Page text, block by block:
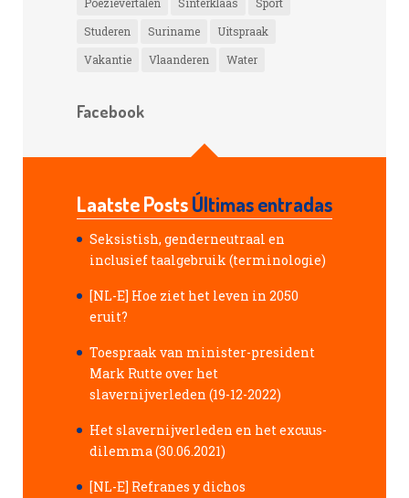
Studeren
Suriname
Uitspraak
Vakantie
Vlaanderen Water
Facebook
Laatste PostsÚltimas entradas
Seksistish, genderneutraal en
inclusief taalgebruik (terminologie)
[NL-E] Hoe ziet het leven in 2050
eruit?
Toespraak van minister-president
Mark Rutte over het
slavernijverleden (19-12-2022)
Het slavernijverleden en het excuus-
dilemma (30.06.2021)
[NL-E] Refranes y dichos